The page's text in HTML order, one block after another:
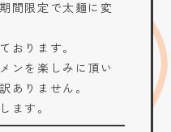
間限定で太麺に変
おります。
ンを楽しみに頂い
ありません。
ます。